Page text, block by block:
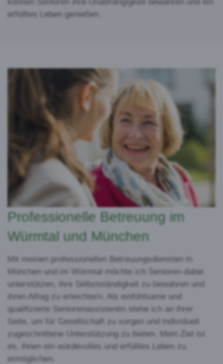
erfülltes Leben genießen.
Professionelle Betreuung im
Würmtal und München
Mit meinen professionellen Betreuungsdiensten in
München und im Würmtal möchte ich Senioren dabei
unterstützen, ihre Selbstständigkeit zu bewahren und
ihren Alltag zu erleichtern. Als einfühlsame und
qualifizierte Seniorenassistentin stehe ich an ihrer
Seite, um für Gesellschaft zu sorgen und individuell
zugeschnittene Unterstützung zu bieten. Mein Ziel ist
es, ihnen ein würdevolles und erfülltes Leben zu
ermöglichen.